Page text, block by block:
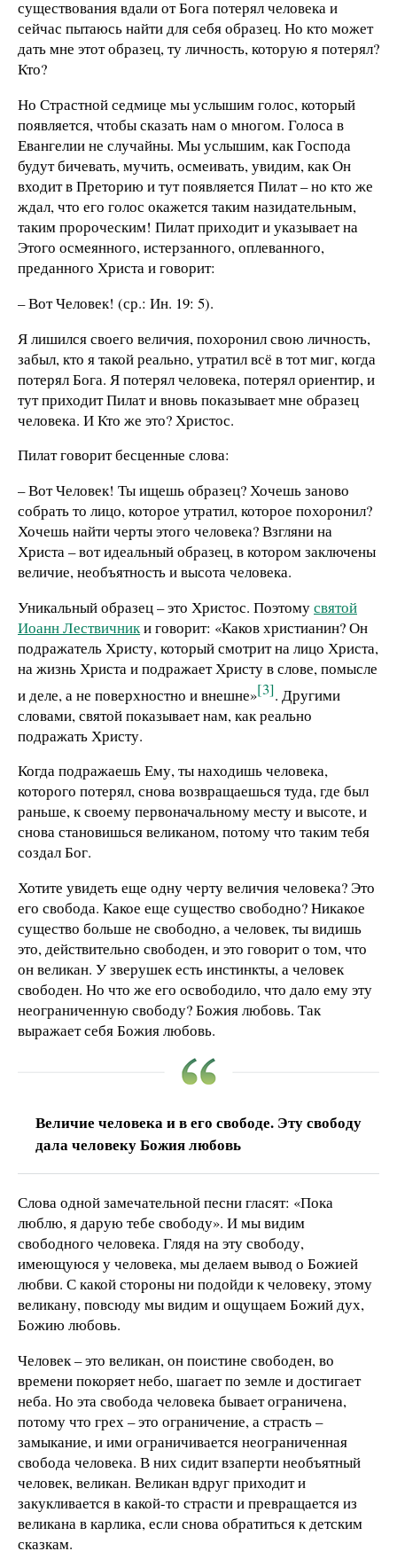
существования вдали от Бога потерял человека и
сейчас пытаюсь найти для себя образец. Но кто может
дать мне этот образец, ту личность, которую я потерял?
Кто?
Но Страстной седмице мы услышим голос, который
появляется, чтобы сказать нам о многом. Голоса в
Евангелии не случайны. Мы услышим, как Господа
будут бичевать, мучить, осмеивать, увидим, как Он
входит в Преторию и тут появляется Пилат – но кто же
ждал, что его голос окажется таким назидательным,
таким пророческим! Пилат приходит и указывает на
Этого осмеянного, истерзанного, оплеванного,
преданного Христа и говорит:
– Вот Человек! (ср.: Ин. 19: 5).
Я лишился своего величия, похоронил свою личность,
забыл, кто я такой реально, утратил всё в тот миг, когда
потерял Бога. Я потерял человека, потерял ориентир, и
тут приходит Пилат и вновь показывает мне образец
человека. И Кто же это? Христос.
Пилат говорит бесценные слова:
– Вот Человек! Ты ищешь образец? Хочешь заново
собрать то лицо, которое утратил, которое похоронил?
Хочешь найти черты этого человека? Взгляни на
Христа – вот идеальный образец, в котором заключены
величие, необъятность и высота человека.
Уникальный образец – это Христос. Поэтомусвятой
Иоанн Лествичники говорит: «Каков христианин? Он
подражатель Христу, который смотрит на лицо Христа,
на жизнь Христа и подражает Христу в слове, помысле
и деле, а не поверхностно и внешне»[3]. Другими
словами, святой показывает нам, как реально
подражать Христу.
Когда подражаешь Ему, ты находишь человека,
которого потерял, снова возвращаешься туда, где был
раньше, к своему первоначальному месту и высоте, и
снова становишься великаном, потому что таким тебя
создал Бог.
Хотите увидеть еще одну черту величия человека? Это
его свобода. Какое еще существо свободно? Никакое
существо больше не свободно, а человек, ты видишь
это, действительно свободен, и это говорит о том, что
он великан. У зверушек есть инстинкты, а человек
свободен. Но что же его освободило, что дало ему эту
неограниченную свободу? Божия любовь. Так
выражает себя Божия любовь.
Величие человека и в его свободе. Эту свободу
дала человеку Божия любовь
Слова одной замечательной песни гласят: «Пока
люблю, я дарую тебе свободу». И мы видим
свободного человека. Глядя на эту свободу,
имеющуюся у человека, мы делаем вывод о Божией
любви. С какой стороны ни подойди к человеку, этому
великану, повсюду мы видим и ощущаем Божий дух,
Божию любовь.
Человек – это великан, он поистине свободен, во
времени покоряет небо, шагает по земле и достигает
неба. Но эта свобода человека бывает ограничена,
потому что грех – это ограничение, а страсть –
замыкание, и ими ограничивается неограниченная
свобода человека. В них сидит взаперти необъятный
человек, великан. Великан вдруг приходит и
закукливается в какой-то страсти и превращается из
великана в карлика, если снова обратиться к детским
сказкам.